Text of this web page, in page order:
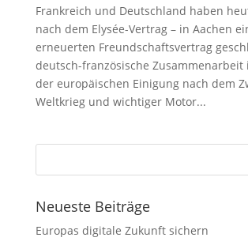
Frankreich und Deutschland haben
nach dem Elysée-Vertrag – in Aachen
erneuerten Freundschaftsvertrag
deutsch-französische Zusammenarbeit
der europäischen Einigung nach dem
Weltkrieg und wichtiger Motor...
Neueste Beiträge
Europas digitale Zukunft sichern